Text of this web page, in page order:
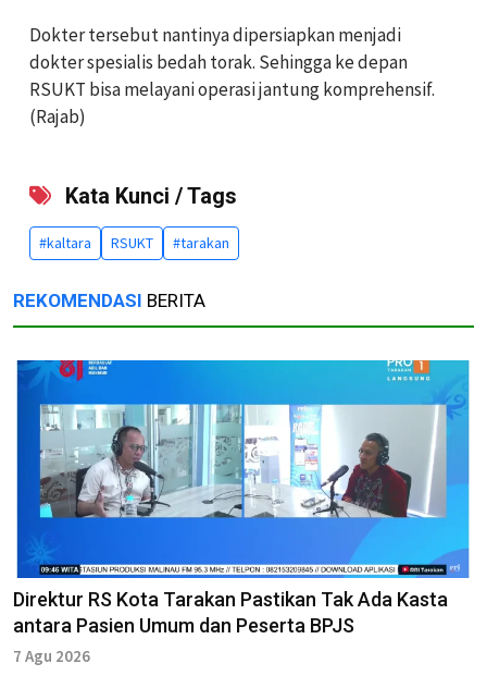
Dokter tersebut nantinya dipersiapkan menjadi
dokter spesialis bedah torak. Sehingga ke depan
RSUKT bisa melayani operasi jantung komprehensif.
(Rajab)
Kata Kunci / Tags
#kaltara RSUKT #tarakan
REKOMENDASI BERITA
Direktur RS Kota Tarakan Pastikan Tak Ada Kasta
antara Pasien Umum dan Peserta BPJS
7 Agu 2026